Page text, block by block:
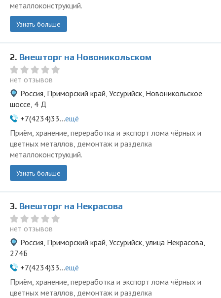
металлоконструкций.
Узнать больше
2. Внешторг на Новоникольском
нет отзывов
Россия, Приморский край, Уссурийск, Новоникольское
шоссе, 4 Д
+7(4234)33...ещё
Приём, хранение, переработка и экспорт лома чёрных и
цветных металлов, демонтаж и разделка
металлоконструкций.
Узнать больше
3. Внешторг на Некрасова
нет отзывов
Россия, Приморский край, Уссурийск, улица Некрасова,
274Б
+7(4234)33...ещё
Приём, хранение, переработка и экспорт лома чёрных и
цветных металлов, демонтаж и разделка